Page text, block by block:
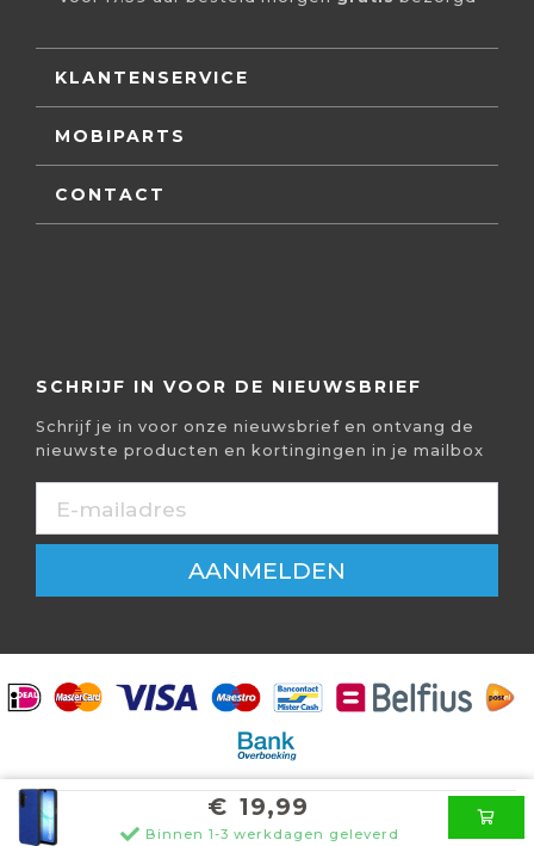
€ 19,99
Binnen 1-3 werkdagen geleverd
KLANTENSERVICE
MOBIPARTS
CONTACT
SCHRIJF IN VOOR DE NIEUWSBRIEF
Schrijf je in voor onze nieuwsbrief en ontvang de
nieuwste producten en kortingingen in je mailbox
AANMELDEN
© Mobiparts B.V. - Alle prijzen zijn incl. BTW.